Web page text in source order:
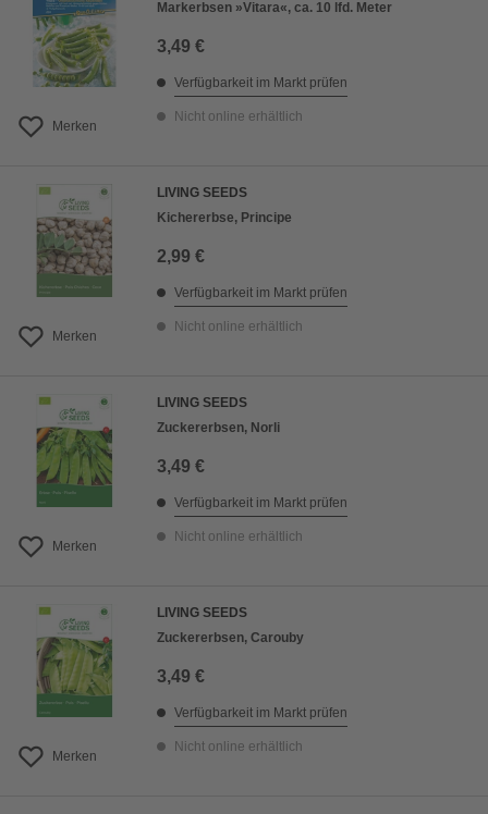
Merken
Markerbsen »Vitara«, ca. 10 lfd. Meter
3,49 €
Verfügbarkeit im Markt prüfen
Nicht online erhältlich
Merken
LIVING SEEDS
Kichererbse, Principe
2,99 €
Verfügbarkeit im Markt prüfen
Nicht online erhältlich
Merken
LIVING SEEDS
Zuckererbsen, Norli
3,49 €
Verfügbarkeit im Markt prüfen
Nicht online erhältlich
Merken
LIVING SEEDS
Zuckererbsen, Carouby
3,49 €
Verfügbarkeit im Markt prüfen
Nicht online erhältlich